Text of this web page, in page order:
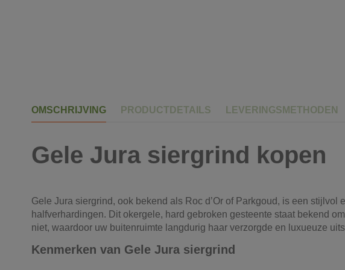
OMSCHRIJVING PRODUCTDETAILS LEVERINGSMETHODEN
Gele Jura siergrind kopen
Gele Jura siergrind, ook bekend als Roc d’Or of Parkgoud, is een
halfverhardingen. Dit okergele, hard gebroken gesteente staat bekend
niet, waardoor uw buitenruimte langdurig haar verzorgde en luxueuze
Kenmerken van Gele Jura siergrind